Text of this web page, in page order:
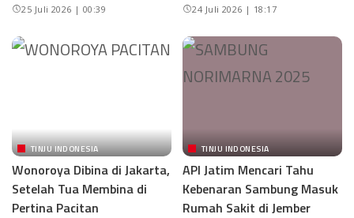
25 Juli 2026 | 00:39 24 Juli 2026 | 18:17
TINJU INDONESIA
Wonoroya Dibina di Jakarta,
Setelah Tua Membina di
Pertina Pacitan
TINJU INDONESIA
API Jatim Mencari Tahu
Kebenaran Sambung Masuk
Rumah Sakit di Jember